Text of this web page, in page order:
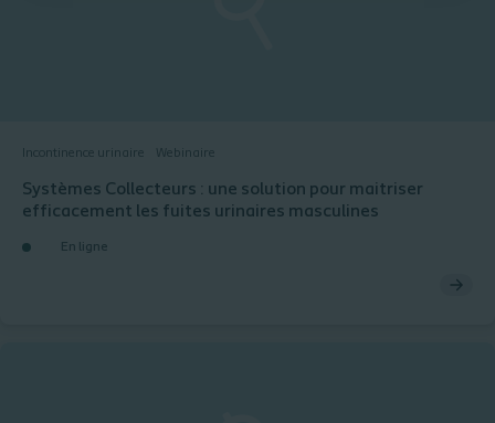
Incontinence urinaire Webinaire
Systèmes Collecteurs : une solution pour maitriser
efficacement les fuites urinaires masculines
En ligne